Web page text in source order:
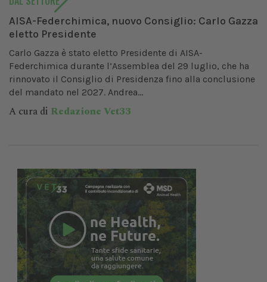
AISA-Federchimica, nuovo Consiglio: Carlo Gazza
eletto Presidente
Carlo Gazza è stato eletto Presidente di AISA-
Federchimica durante l’Assemblea del 29 luglio, che ha
rinnovato il Consiglio di Presidenza fino alla conclusione
del mandato nel 2027. Andrea...
A cura di Redazione Vet33